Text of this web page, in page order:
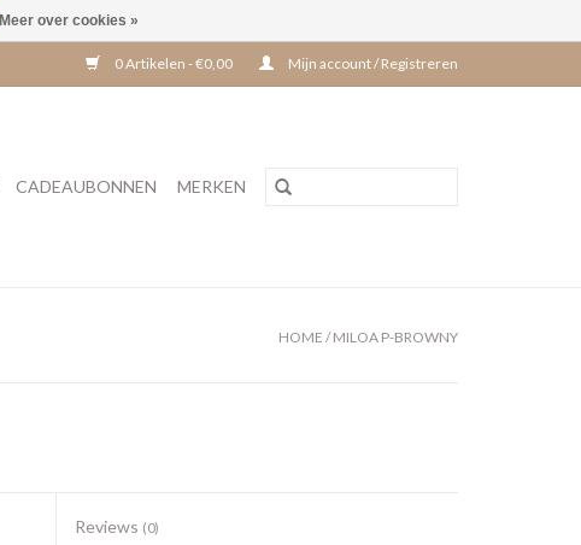
0 Artikelen - €0,00 Mijn account / Registreren
CADEAUBONNEN MERKEN
HOME /MILOA P-BROWNY
Reviews (0)
Meer over cookies »